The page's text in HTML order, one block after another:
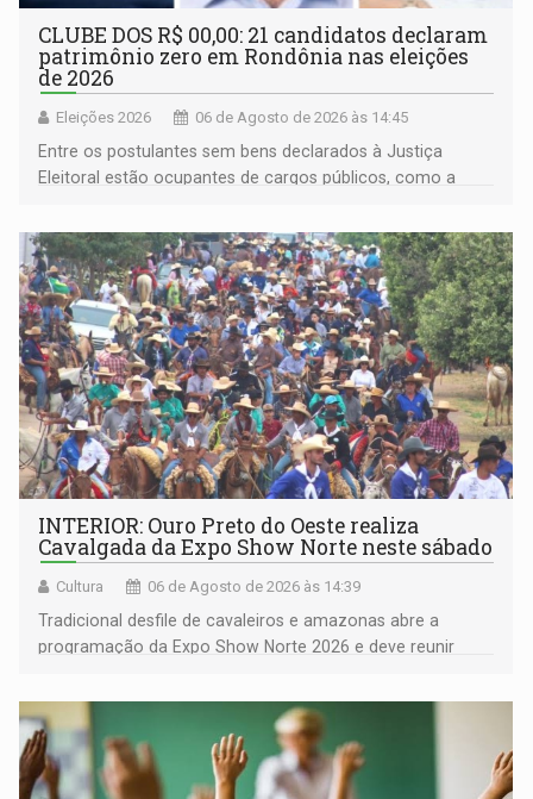
CLUBE DOS R$ 00,00: 21 candidatos declaram
patrimônio zero em Rondônia nas eleições
de 2026
Eleições 2026 06 de Agosto de 2026 às 14:45
Entre os postulantes sem bens declarados à Justiça
Eleitoral estão ocupantes de cargos públicos, como a
Pedro Geovar (PP) e a vice-prefeita Magna dos Anjos
(NOVO)
INTERIOR: Ouro Preto do Oeste realiza
Cavalgada da Expo Show Norte neste sábado
Cultura 06 de Agosto de 2026 às 14:39
Tradicional desfile de cavaleiros e amazonas abre a
programação da Expo Show Norte 2026 e deve reunir